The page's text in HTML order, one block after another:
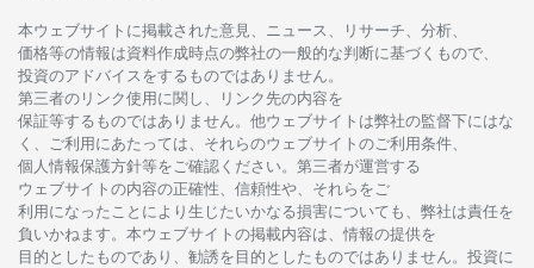
本ウェブサイトに掲載さ れた意見、ニュース、リサーチ、分析、
価格等の情報は資料作成時点の弊社の一般的な判断に基づくもので、
投資のアドバイスをするものではありません。
第三者の リンク使用に関し、 リンク先の内容を
保証等するものではありません。 他ウェブサイトは弊社の監督下にはな
く、
ご利用に あたっては、 それらのウェブサイトの ご利用条件、
個人情報保護方針等を ご確認ください。 第三者が運営する
ウェブサイトの内容の正確性、信頼性や、それらをご
利用になったことにより 生じたいかなる損害についても、 弊社は責任を
負いかね ます。 本ウェブサイトの掲載内容は、 情報の提供を
目的としたものであり、 勧誘を 目的としたものではありません。 投資に